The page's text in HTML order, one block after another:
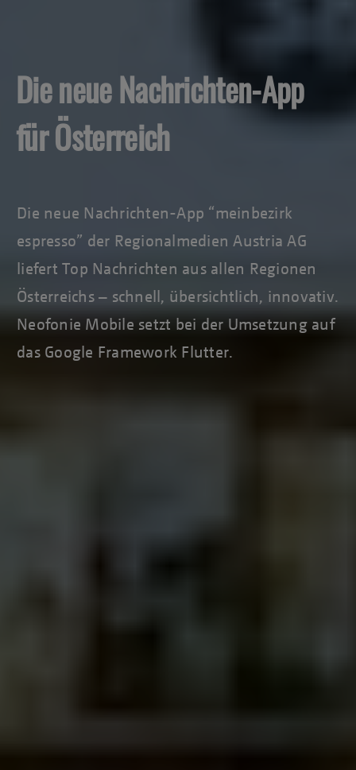
Die neue Nachrichten-App
für Österreich
Die neue Nachrichten-App “meinbezirk
espresso” der Regionalmedien Austria AG
liefert Top Nachrichten aus allen Regionen
Österreichs – schnell, übersichtlich, innovativ.
Neofonie Mobile setzt bei der Umsetzung auf
das Google Framework Flutter.